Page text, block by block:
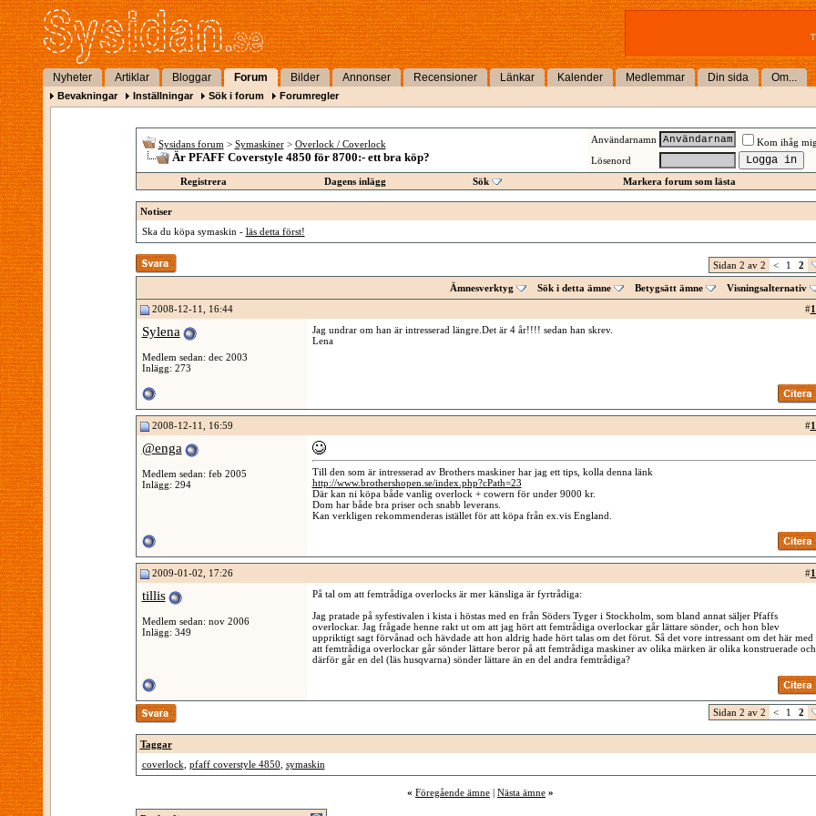
Nyheter Artiklar Bloggar Forum Bilder Annonser Recensioner Länkar Kalender Medlemmar Din sida Om...
Bevakningar Inställningar Sök i forum Forumregler
Sysidans forum > Symaskiner > Overlock / Coverlock
Är PFAFF Coverstyle 4850 för 8700:- ett bra köp?
Användarnamn
Kom ihåg
Lösenord
Registrera
Dagens inlägg Sök Markera forum som lästa
Notiser
Ska du köpa symaskin - läs detta först!
Sidan 2 av 2 < 1 2
Ämnesverktyg Sök i detta ämne Betygsätt ämne
Visningsalternativ
2008-12-11, 16:44
#
Sylena
Medlem sedan: dec 2003
Inlägg: 273
Jag undrar om han är intresserad längre.Det är 4 år!!!! sedan han skrev.
Lena
2008-12-11, 16:59 #
@enga
Medlem sedan: feb 2005
Inlägg: 294
Till den som är intresserad av Brothers maskiner har jag ett tips, kolla denna länk
http://www.brothershopen.se/index.php?cPath=23
Där kan ni köpa både vanlig overlock + cowern för under 9000 kr.
Dom har både bra priser och snabb leverans.
Kan verkligen rekommenderas istället för att köpa från ex.vis England.
2009-01-02, 17:26 #
tillis
Medlem sedan: nov 2006
Inlägg: 349
På tal om att femtrådiga overlocks är mer känsliga är fyrtrådiga:
Jag pratade på syfestivalen i kista i höstas med en från Söders Tyger i Stockholm, som bland annat säljer Pfaffs
overlockar. Jag frågade henne rakt ut om att jag hört att femtrådiga overlockar går lättare sönder, och hon blev
uppriktigt sagt förvånad och hävdade att hon aldrig hade hört talas om det förut. Så det vore intressant om det här med
att femtrådiga overlockar går sönder lättare beror på att femtrådiga maskiner av olika märken är olika konstruerade och
därför går en del (läs husqvarna) sönder lättare än en del andra femtrådiga?
Sidan 2 av 2 < 1 2
Taggar
coverlock pfaff coverstyle 4850 symaskin
« Föregående ämne | Nästa ämne »